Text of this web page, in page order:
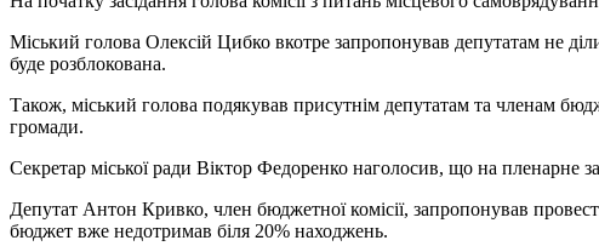
Міський голова Олексій Цибко вкотре запропонував депутатам не
буде розблокована.
Також, міський голова подякував присутнім депутатам та членам
громади.
Секретар міської ради Віктор Федоренко наголосив, що на пленарне
Депутат Антон Кривко, член бюджетної комісії, запропонував
бюджет вже недотримав біля 20% находжень.